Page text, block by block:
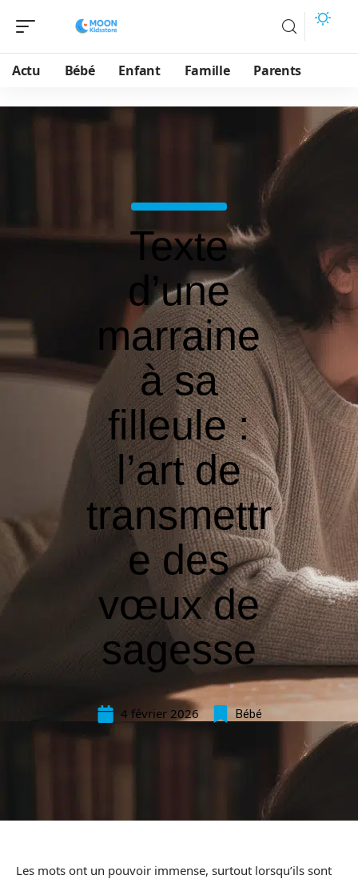
Actu Bébé Enfant Famille Parents
Texte
d’une
marraine
à sa
filleule :
l’art de
transmettr
e des
vœux de
sagesse
4 février 2026 Bébé
Les mots ont un pouvoir immense, surtout lorsqu’ils sont